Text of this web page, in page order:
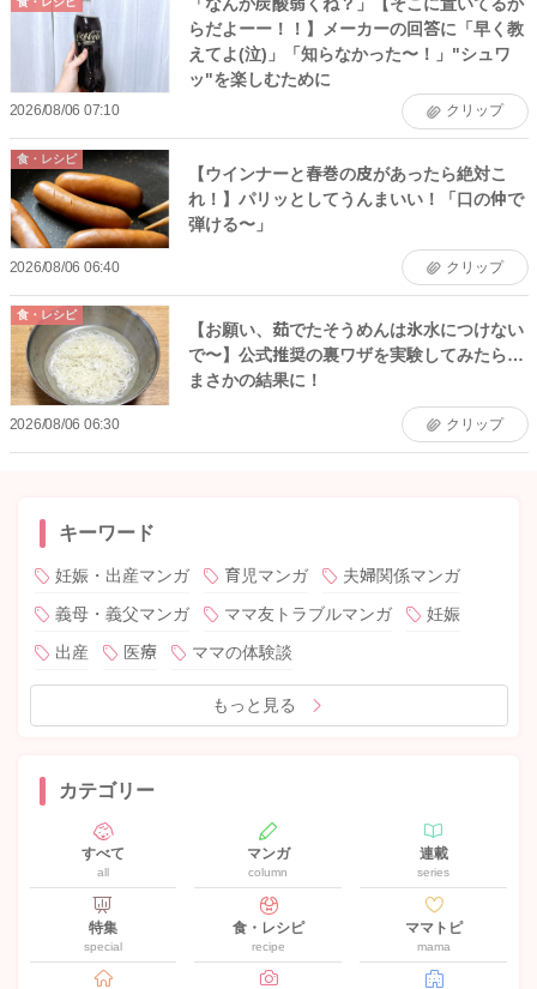
「なんか炭酸弱くね？」【そこに置いてるか
らだよーー！！】メーカーの回答に「早く教
えてよ(泣)」「知らなかった〜！」"シュワ
ッ"を楽しむために
2026/08/06 07:10 クリップ
食・レシピ
【ウインナーと春巻の皮があったら絶対こ
れ！】パリッとしてうんまいい！「口の仲で
弾ける〜」
2026/08/06 06:40 クリップ
食・レシピ
【お願い、茹でたそうめんは氷水につけない
で〜】公式推奨の裏ワザを実験してみたら…
まさかの結果に！
2026/08/06 06:30 クリップ
キーワード
妊娠・出産マンガ 育児マンガ
夫婦関係マンガ
義母・義父マンガ
ママ友トラブルマンガ
妊娠
出産
医療 ママの体験談
もっと見る
カテゴリー
すべて
all
マンガ
column
連載
series
特集
special
食・レシピ
recipe
ママトピ
mama